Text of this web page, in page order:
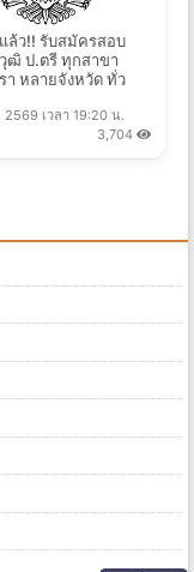
ล้ว!! รับสมัครสอบ
ฒิ ป.ตรี ทุกสาขา
า หลายจังหวัด ทั่ว
เวลา 19:20 น.
3,704